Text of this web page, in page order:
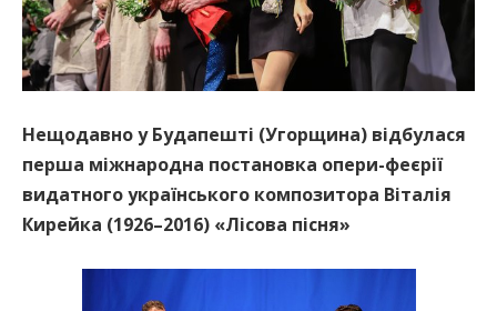
Нещодавно у Будапешті (Угорщина) відбулася
перша міжнародна постановка опери-феєрії
видатного українського композитора Віталія
Кирейка (1926–2016) «Лісова пісня»